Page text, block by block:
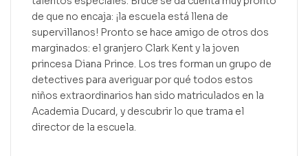
de que no encaja: ¡la escuela está llena de
supervillanos! Pronto se hace amigo de otros dos
marginados: el granjero Clark Kent y la joven
princesa Diana Prince. Los tres forman un grupo de
detectives para averiguar por qué todos estos
niños extraordinarios han sido matriculados en la
Academia Ducard, y descubrir lo que trama el
director de la escuela.